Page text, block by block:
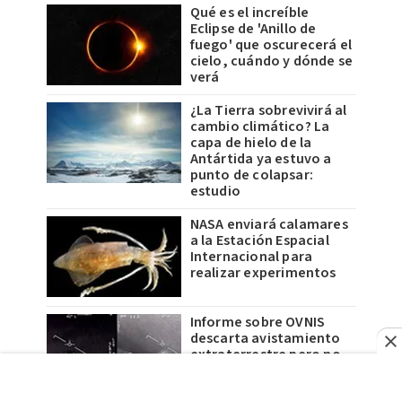
Qué es el increíble
Eclipse de 'Anillo de
fuego' que oscurecerá el
cielo, cuándo y dónde se
verá
¿La Tierra sobrevivirá al
cambio climático? La
capa de hielo de la
Antártida ya estuvo a
punto de colapsar:
estudio
NASA enviará calamares
a la Estación Espacial
Internacional para
realizar experimentos
Informe sobre OVNIS
descarta avistamiento
extraterrestre pero no